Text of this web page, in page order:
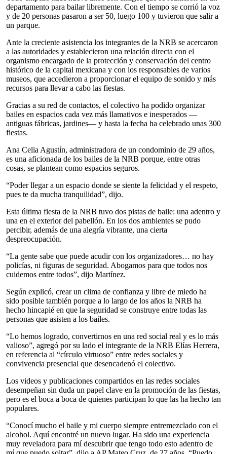
departamento para bailar libremente. Con el tiempo se corrió la voz
y de 20 personas pasaron a ser 50, luego 100 y tuvieron que salir a
un parque.
Ante la creciente asistencia los integrantes de la NRB se acercaron
a las autoridades y establecieron una relación directa con el
organismo encargado de la protección y conservación del centro
histórico de la capital mexicana y con los responsables de varios
museos, que accedieron a proporcionar el equipo de sonido y más
recursos para llevar a cabo las fiestas.
Gracias a su red de contactos, el colectivo ha podido organizar
bailes en espacios cada vez más llamativos e inesperados —
antiguas fábricas, jardines— y hasta la fecha ha celebrado unas 300
fiestas.
Ana Celia Agustín, administradora de un condominio de 29 años,
es una aficionada de los bailes de la NRB porque, entre otras
cosas, se plantean como espacios seguros.
“Poder llegar a un espacio donde se siente la felicidad y el respeto,
pues te da mucha tranquilidad”, dijo.
Esta última fiesta de la NRB tuvo dos pistas de baile: una adentro y
una en el exterior del pabellón. En los dos ambientes se pudo
percibir, además de una alegría vibrante, una cierta
despreocupación.
“La gente sabe que puede acudir con los organizadores… no hay
policías, ni figuras de seguridad. Abogamos para que todos nos
cuidemos entre todos”, dijo Martínez.
Según explicó, crear un clima de confianza y libre de miedo ha
sido posible también porque a lo largo de los años la NRB ha
hecho hincapié en que la seguridad se construye entre todas las
personas que asisten a los bailes.
“Lo hemos logrado, convertirnos en una red social real y es lo más
valioso”, agregó por su lado el integrante de la NRB Elías Herrera,
en referencia al “círculo virtuoso” entre redes sociales y
convivencia presencial que desencadenó el colectivo.
Los videos y publicaciones compartidos en las redes sociales
desempeñan sin duda un papel clave en la promoción de las fiestas,
pero es el boca a boca de quienes participan lo que las ha hecho tan
populares.
“Conocí mucho el baile y mi cuerpo siempre entremezclado con el
alcohol. Aquí encontré un nuevo lugar. Ha sido una experiencia
muy reveladora para mí descubrir que tengo todo esto adentro de